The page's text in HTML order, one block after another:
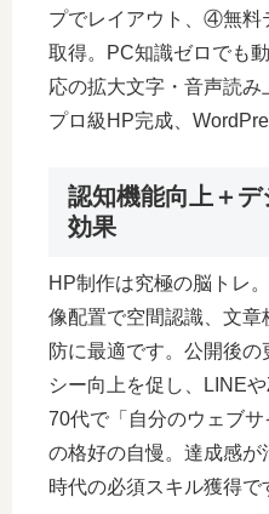
プでレイアウト、④無
取得。PC知識ゼロでも
応の拡大文字・音声読
プロ級HP完成、
認知機能向上＋
効果
HP制作は究極の脳トレ
像配置で空間認識、文
防に最適です。公開後
シー向上を促し、LINE
70代で「自分のウェブ
の格好の自慢。達成感
時代の必須スキル獲得で